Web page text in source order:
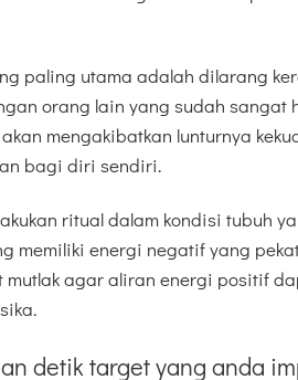
paling utama adalah dilarang
orang lain yang sudah sangat
mengakibatkan lunturnya
bagi diri sendiri.
ritual dalam kondisi tubuh
memiliki energi negatif yang
mutlak agar aliran energi positif
detik target yang anda